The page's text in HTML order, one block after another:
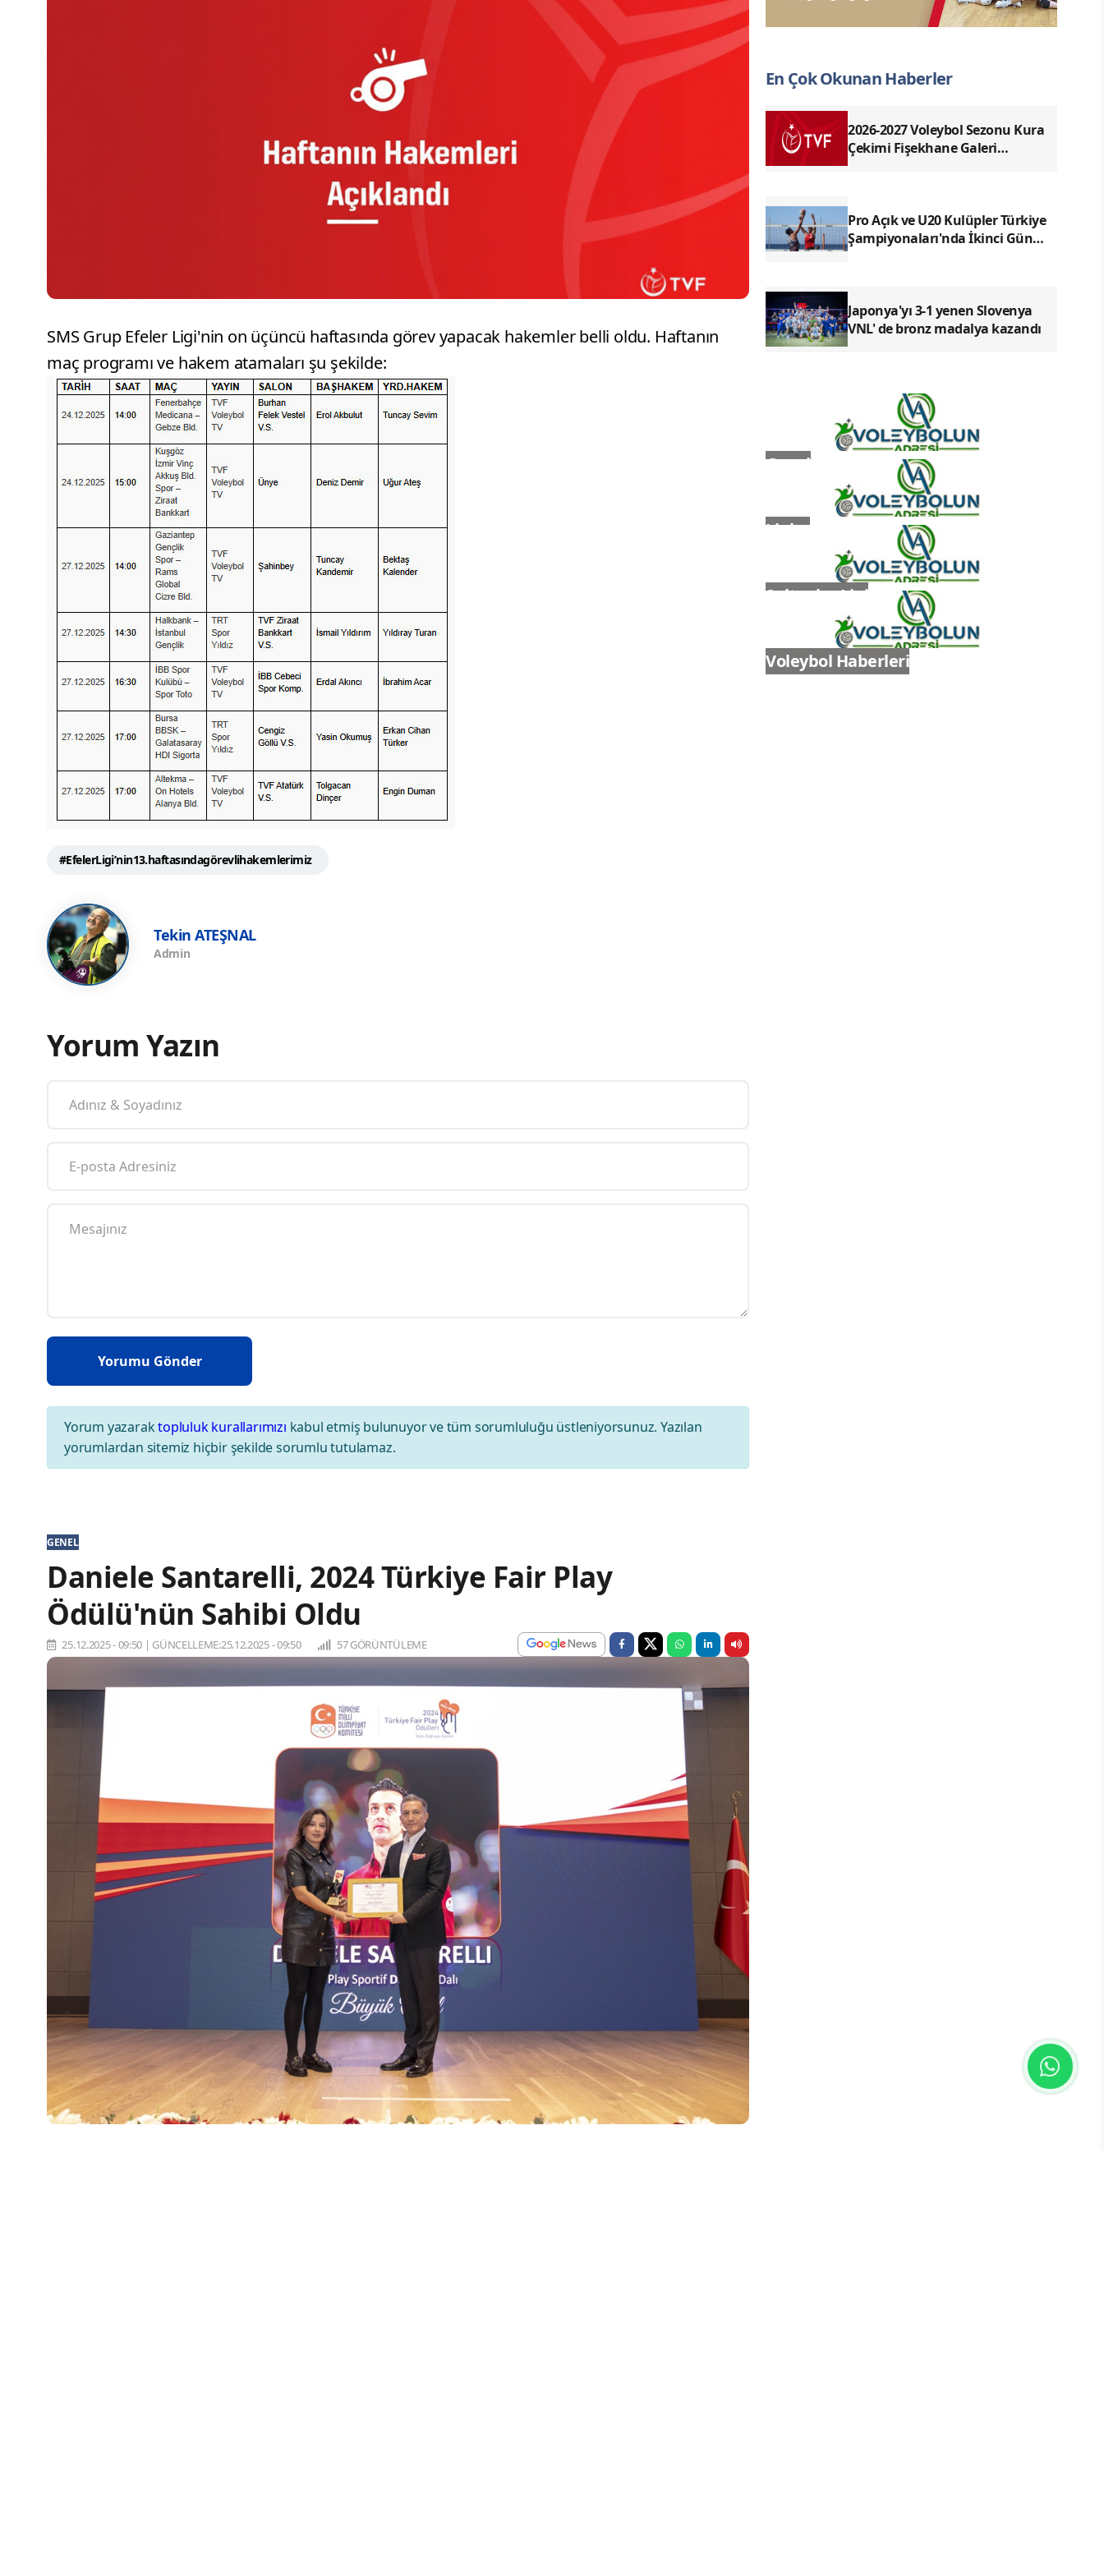
SMS Grup Efeler Ligi'nin on üçüncü haftasında görev yapacak hakemler belli oldu. Haftanın
maç programı ve hakem atamaları şu şekilde:
#EfelerLigi’nin13.haftasındagörevlihakemlerimiz
Tekin ATEŞNAL
Admin
Yorum Yazın
Yorum yazaraktopluluk kurallarımızı kabul etmiş bulunuyor ve tüm sorumluluğu üstleniyorsunuz. Yazılan
yorumlardan sitemiz hiçbir şekilde sorumlu tutulamaz.
GENEL
Daniele Santarelli, 2024 Türkiye Fair Play
Ödülü'nün Sahibi Oldu
25.12.2025 - 09:50 | GÜNCELLEME:25.12.2025 - 09:50 57 GÖRÜNTÜLEME
En Çok Okunan Haberler
2026-2027 Voleybol Sezonu Kura
Çekimi Fişekhane Galeri
Pro Açık ve U20 Kulüpler Türkiye
Şampiyonaları'nda İkinci Gün
Japonya'yı 3-1 yenen Slovenya
VNL' de bronz madalya kazandı
Genel
Ligler
Sultanlar Ligi
Voleybol Haberleri